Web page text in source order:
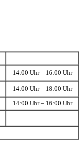
14:00 Uhr – 16:00 Uhr
14:00 Uhr – 18:00 Uhr
14:00 Uhr – 16:00 Uhr